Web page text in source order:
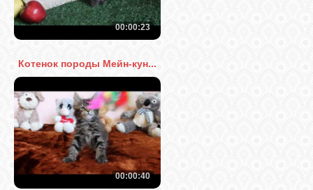
00:00:23
Котенок породы Мейн-кун...
00:00:40